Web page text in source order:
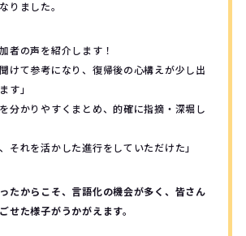
りました。
者の声を紹介します！
けて参考になり、復帰後の心構えが少し出
す」
分かりやすくまとめ、的確に指摘・深堀し
それを活かした進行をしていただけた」
たからこそ、言語化の機会が多く、皆さん
せた様子がうかがえます。